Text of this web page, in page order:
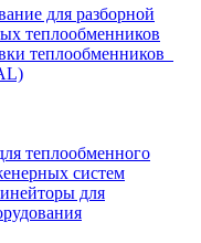
для разборной
теплообменников
теплообменников
теплообменного
систем
для